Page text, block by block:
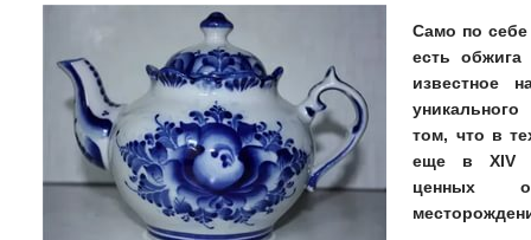
Само по себе
есть
известное
том, что в
еще в XIV
ценных